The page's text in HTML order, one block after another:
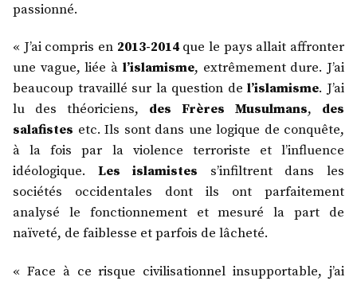
passionné.
« J’ai compris en 2013-2014que le pays allait affronter
une vague, liée à l’islamisme, extrêmement dure. J’ai
beaucoup travaillé sur la question del’islamisme. J’ai
lu des théoriciens, des Frères Musulmans, des
salafistes etc. Ils sont dans une logique de conquête,
à la fois par la violence terroriste et l’influence
idéologique. Les islamistes s’infiltrent dans les
sociétés occidentales dont ils ont parfaitement
analysé le fonctionnement et mesuré la part de
naïveté, de faiblesse et parfois de lâcheté.
« Face à ce risque civilisationnel insupportable, j’ai